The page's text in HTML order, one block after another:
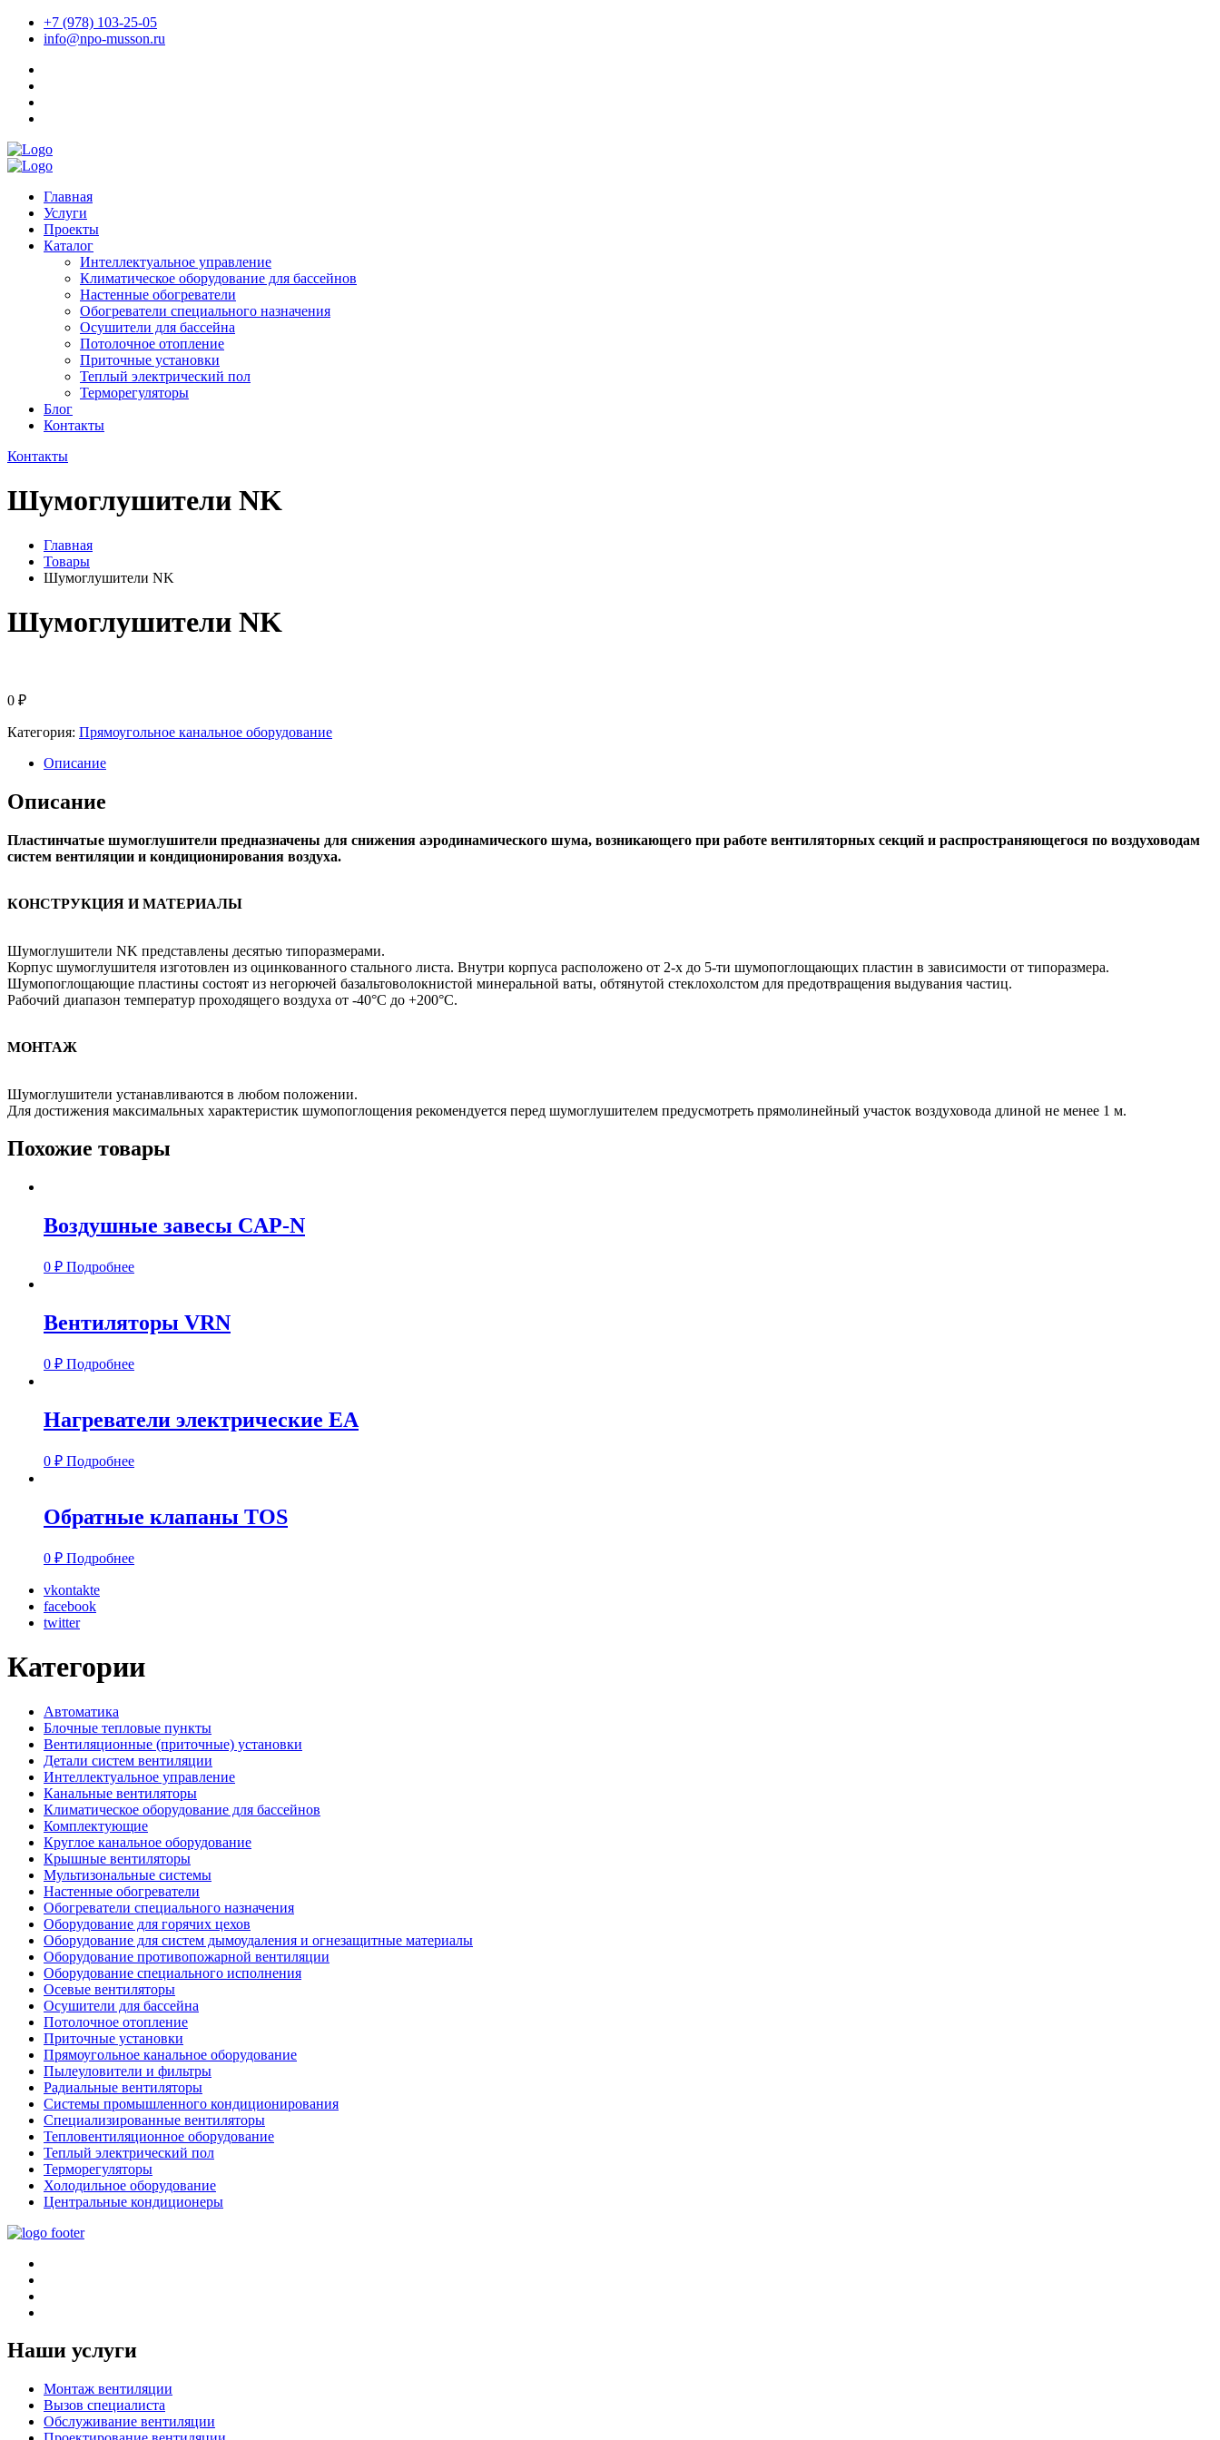
+7 (978) 103-25-05
info@npo-musson.ru
Главная
Услуги
Проекты
Каталог
Интеллектуальное управление
Климатическое оборудование для бассейнов
Настенные обогреватели
Обогреватели специального назначения
Осушители для бассейна
Потолочное отопление
Приточные установки
Теплый электрический пол
Терморегуляторы
Блог
Контакты
Контакты
Шумоглушители NK
Главная
Товары
Шумоглушители NK
Шумоглушители NK
0 ₽
Категория: Прямоугольное канальное оборудование
Описание
Описание
Пластинчатые шумоглушители предназначены для снижения аэродинамического шума, возникающего при работе вентиляторных секций и распространяющегося по воздуховодам
систем вентиляции и кондиционирования воздуха.
КОНСТРУКЦИЯ И МАТЕРИАЛЫ
Шумоглушители NK представлены десятью типоразмерами.
Корпус шумоглушителя изготовлен из оцинкованного стального листа. Внутри корпуса расположено от 2-х до 5-ти шумопоглощающих пластин в зависимости от типоразмера.
Шумопоглощающие пластины состоят из негорючей базальтоволокнистой минеральной ваты, обтянутой стеклохолстом для предотвращения выдувания частиц.
Рабочий диапазон температур проходящего воздуха от -40°C до +200°C.
МОНТАЖ
Шумоглушители устанавливаются в любом положении.
Для достижения максимальных характеристик шумопоглощения рекомендуется перед шумоглушителем предусмотреть прямолинейный участок воздуховода длиной не менее 1 м.
Похожие товары
Воздушные завесы CAP-N
0 ₽ Подробнее
Вентиляторы VRN
0 ₽ Подробнее
Нагреватели электрические EA
0 ₽ Подробнее
Обратные клапаны TOS
0 ₽ Подробнее
vkontakte
facebook
twitter
Категории
Автоматика
Блочные тепловые пункты
Вентиляционные (приточные) установки
Детали систем вентиляции
Интеллектуальное управление
Канальные вентиляторы
Климатическое оборудование для бассейнов
Комплектующие
Круглое канальное оборудование
Крышные вентиляторы
Мультизональные системы
Настенные обогреватели
Обогреватели специального назначения
Оборудование для горячих цехов
Оборудование для систем дымоудаления и огнезащитные материалы
Оборудование противопожарной вентиляции
Оборудование специального исполнения
Осевые вентиляторы
Осушители для бассейна
Потолочное отопление
Приточные установки
Прямоугольное канальное оборудование
Пылеуловители и фильтры
Радиальные вентиляторы
Системы промышленного кондиционирования
Специализированные вентиляторы
Тепловентиляционное оборудование
Теплый электрический пол
Терморегуляторы
Холодильное оборудование
Центральные кондиционеры
Наши услуги
Монтаж вентиляции
Вызов специалиста
Обслуживание вентиляции